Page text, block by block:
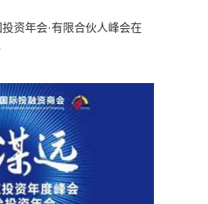
资年会·有限合伙人峰会在